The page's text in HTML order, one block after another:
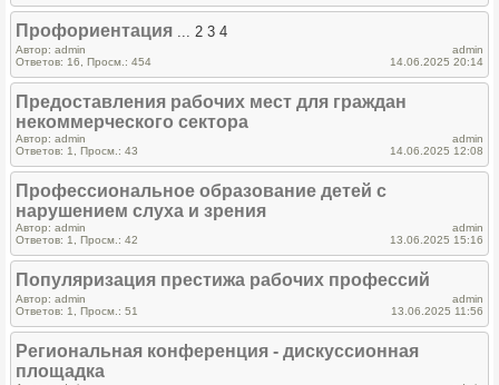
Профориентация ... 2 3 4
Автор: admin
Ответов: 16, Просм.: 454
admin
14.06.2025 20:14
Предоставления рабочих мест для граждан
некоммерческого сектора
Автор: admin
Ответов: 1, Просм.: 43
admin
14.06.2025 12:08
Профессиональное образование детей с
нарушением слуха и зрения
Автор: admin
Ответов: 1, Просм.: 42
admin
13.06.2025 15:16
Популяризация престижа рабочих профессий
Автор: admin
Ответов: 1, Просм.: 51
admin
13.06.2025 11:56
Региональная конференция - дискуссионная
площадка